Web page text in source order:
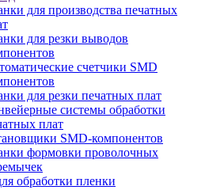
для производства печатных
для резки выводов
счетчики SMD
для резки печатных плат
системы обработки
плат
SMD-компонентов
формовки проволочных
обработки пленки